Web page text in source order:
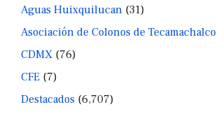
Aguas Huixquilucan (31)
Asociación de Colonos de Tecamachalco
CDMX (76)
CFE (7)
Destacados (6,707)